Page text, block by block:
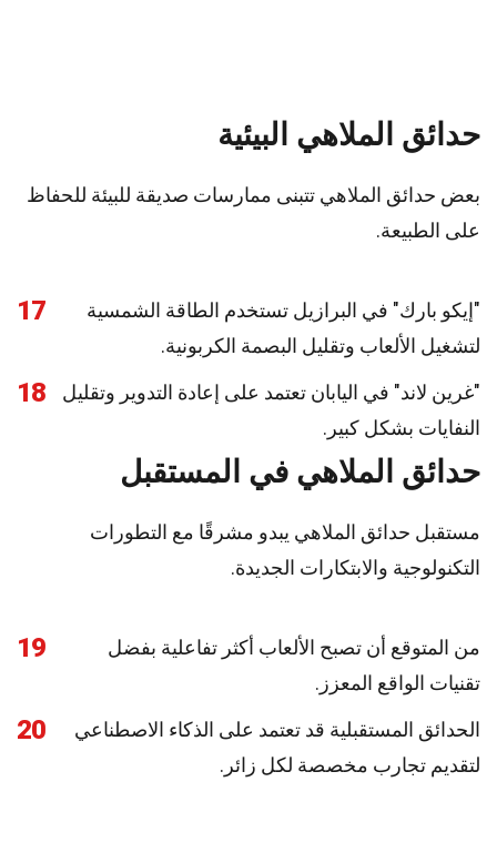
حدائق الملاهي البيئية
بعض حدائق الملاهي تتبنى ممارسات صديقة للبيئة للحفاظ
على الطبيعة.
17
"إيكو بارك" في البرازيل تستخدم الطاقة الشمسية
لتشغيل الألعاب وتقليل البصمة الكربونية.
18
"غرين لاند" في اليابان تعتمد على إعادة التدوير وتقليل
النفايات بشكل كبير.
حدائق الملاهي في المستقبل
مستقبل حدائق الملاهي يبدو مشرقًا مع التطورات
التكنولوجية والابتكارات الجديدة.
19
من المتوقع أن تصبح الألعاب أكثر تفاعلية بفضل
تقنيات الواقع المعزز.
20
الحدائق المستقبلية قد تعتمد على الذكاء الاصطناعي
لتقديم تجارب مخصصة لكل زائر.